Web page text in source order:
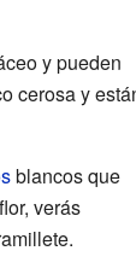
y pueden
cerosa y
blancos que
verás